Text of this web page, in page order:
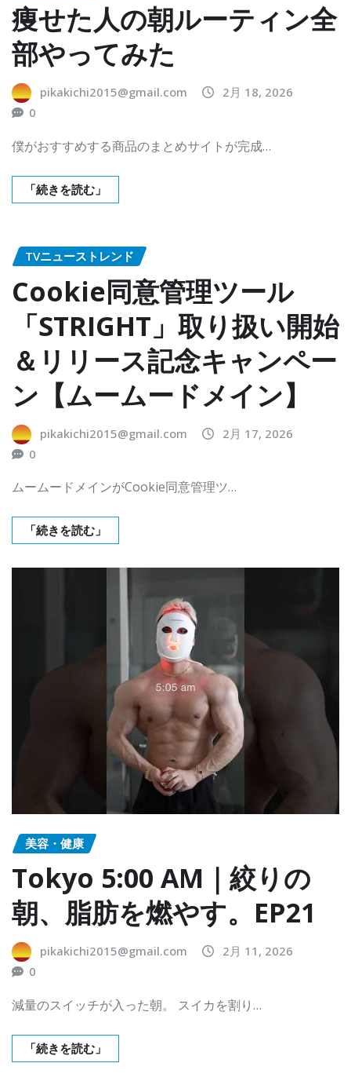
痩せた人の朝ルーティン全
部やってみた
pikakichi2015@gmail.com
2月 18, 2026
0
僕がおすすめする商品のまとめサイトが完成…
「続きを読む」
TVニューストレンド
Cookie同意管理ツール
「STRIGHT」取り扱い開始
＆リリース記念キャンペー
ン【ムームードメイン】
pikakichi2015@gmail.com
2月 17, 2026
0
ムームードメインがCookie同意管理ツ…
「続きを読む」
美容・健康
Tokyo 5:00 AM｜絞りの
朝、脂肪を燃やす。EP21
pikakichi2015@gmail.com
2月 11, 2026
0
減量のスイッチが入った朝。 スイカを割り…
「続きを読む」